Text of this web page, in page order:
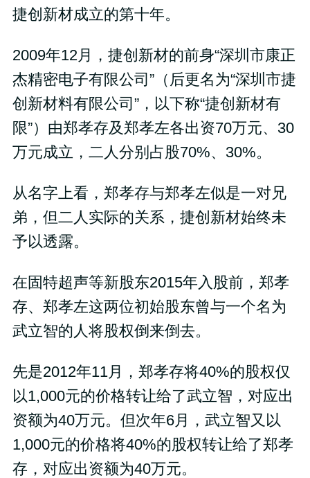
捷创新材成立的第十年。
2009年12月，捷创新材的前身“深圳市康正
杰精密电子有限公司”（后更名为“深圳市捷
创新材料有限公司”，以下称“捷创新材有
限”）由郑孝存及郑孝左各出资70万元、30
万元成立，二人分别占股70%、30%。
从名字上看，郑孝存与郑孝左似是一对兄
弟，但二人实际的关系，捷创新材始终未
予以透露。
在固特超声等新股东2015年入股前，郑孝
存、郑孝左这两位初始股东曾与一个名为
武立智的人将股权倒来倒去。
先是2012年11月，郑孝存将40%的股权仅
以1,000元的价格转让给了武立智，对应出
资额为40万元。但次年6月，武立智又以
1,000元的价格将40%的股权转让给了郑孝
存，对应出资额为40万元。